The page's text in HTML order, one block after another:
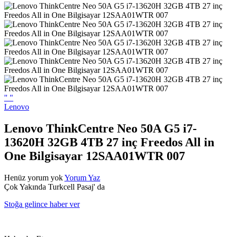
" "
Lenovo
Lenovo ThinkCentre Neo 50A G5 i7-
13620H 32GB 4TB 27 inç Freedos All in
One Bilgisayar 12SAA01WTR 007
Henüz yorum yokYorum Yaz
Çok Yakında Turkcell Pasaj' da
Stoğa gelince haber ver